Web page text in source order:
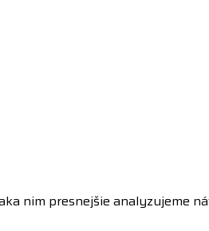
nim presnejšie analyzujeme